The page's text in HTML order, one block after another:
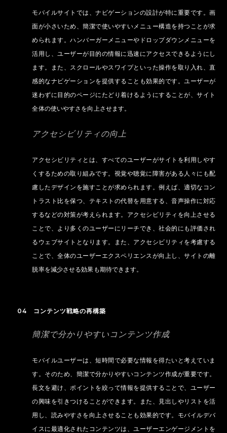
モバイルサイトでは、ナビゲーションの設計が特に重要です。画
面が小さいため、簡潔で使いやすいメニュー構造を持つことが求
められます。ハンバーガーメニューやドロップダウンメニューを
活用し、ユーザーが目的の情報に迅速にアクセスできるようにし
ます。また、スクロールやスワイプといった操作を取り入れ、直
感的なナビゲーションを提供することも効果的です。ユーザーが
迷わずに目的のページにたどり着けるようにすることが、サイト
全体の使いやすさを向上させます。
アクセシビリティの向上
アクセシビリティとは、すべてのユーザーがサイトを利用しやす
くするための取り組みです。視覚や聴覚に障害がある人々にも配
慮したデザインを施すことが求められます。例えば、適切なコン
トラスト比を保つ、テキストの代替を用意する、音声操作に対応
するなどの対策が考えられます。アクセシビリティを向上させる
ことで、より多くのユーザーにリーチでき、社会的にも評価され
るウェブサイトとなります。また、アクセシビリティを考慮する
ことで、全体のユーザーエクスペリエンスが向上し、サイトの離
脱率を減少させる効果も期待できます。
04 コンテンツ戦略の再構築
簡潔で分かりやすいコンテンツ作成
モバイルユーザーは、短時間で必要な情報を得たいと考えていま
す。そのため、簡潔で分かりやすいコンテンツ作成が重要です。
長文を避け、ポイントを絞って情報を提供することで、ユーザー
の興味を引きつけることができます。また、見出しやリストを活
用し、読みやすさを向上させることも効果的です。モバイルデバ
イスに最適化されたコンテンツは、ユーザーエンゲージメントを